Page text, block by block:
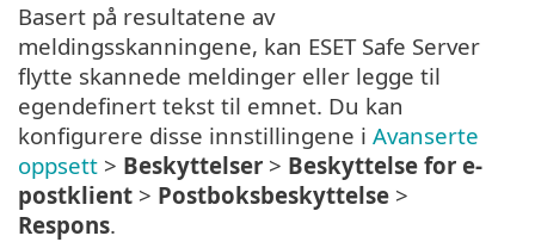
Basert på resultatene av
meldingsskanningene, kan ESET Safe Server
flytte skannede meldinger eller legge til
egendefinert tekst til emnet. Du kan
konfigurere disse innstillingene i Avanserte
oppsett > Beskyttelser > Beskyttelse for e-
postklient > Postboksbeskyttelse >
Respons.